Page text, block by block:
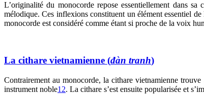
L’originalité du monocorde repose essentiellement dans
mélodique. Ces inflexions constituent un élément essentiel
monocorde est considéré comme étant si proche de la voix
La cithare vietnamienne (đàn tranh)
Contrairement au monocorde, la cithare vietnamienne
instrument noble12. La cithare s’est ensuite popularisée et